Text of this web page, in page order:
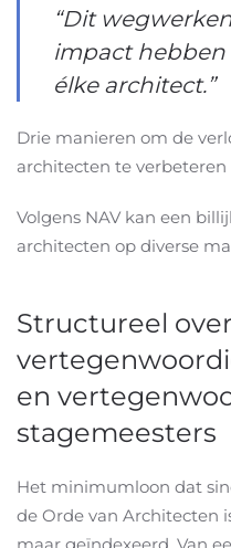
“Dit
impact hebben
élke architect.”
Drie manieren om de
architecten te verbeteren
Volgens NAV kan een
architecten op diverse
Structureel
en
stagemeesters
Het minimumloon dat
de Orde van Architecten
maar geïndexeerd. Van